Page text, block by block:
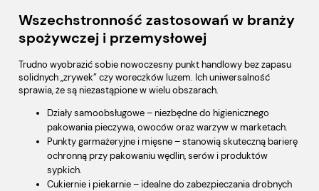
Wszechstronność zastosowań w branży
spożywczej i przemysłowej
Trudno wyobrazić sobie nowoczesny punkt handlowy bez zapasu
solidnych „zrywek” czy woreczków luzem. Ich uniwersalność
sprawia, że są niezastąpione w wielu obszarach.
Działy samoobsługowe – niezbędne do higienicznego
pakowania pieczywa, owoców oraz warzyw w marketach.
Punkty garmażeryjne i mięsne – stanowią skuteczną barierę
ochronną przy pakowaniu wędlin, serów i produktów
sypkich.
Cukiernie i piekarnie – idealne do zabezpieczania drobnych